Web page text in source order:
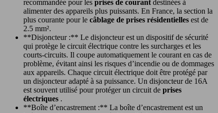
recommandée pour les prises de courant destinées à
alimenter des appareils plus puissants. En France, la section la
plus courante pour le câblage de prises résidentielles est de
2.5 mm².
**Disjoncteur :** Le disjoncteur est un dispositif de sécurité
qui protège le circuit électrique contre les surcharges et les
courts-circuits. Il coupe automatiquement le courant en cas de
problème, évitant ainsi les risques d’incendie ou de dommages
aux appareils. Chaque circuit électrique doit être protégé par
un disjoncteur adapté à sa puissance. Un disjoncteur de 16A
est souvent utilisé pour protéger un circuit de prises
électriques .
**Boîte d’encastrement :** La boîte d’encastrement est un